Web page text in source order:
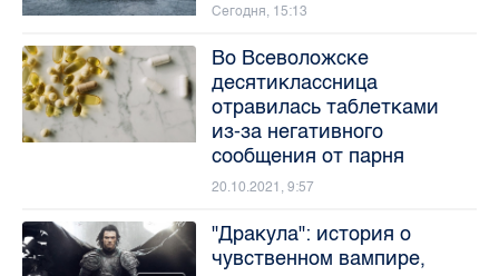
Сегодня, 15:13
Во Всеволожске
десятиклассница
отравилась таблетками
из-за негативного
сообщения от парня
20.10.2021, 9:57
"Дракула": история о
чувственном вампире,